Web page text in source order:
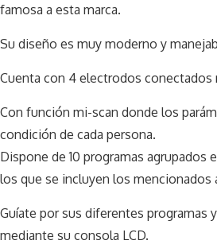
famosa a esta marca.
Su diseño es muy moderno y
Cuenta con 4 electrodos conectados
Con función mi-scan donde los
condición de cada persona.
Dispone de 10 programas agrupados
los que se incluyen los mencionados
Guíate por sus diferentes programas
mediante su consola LCD.